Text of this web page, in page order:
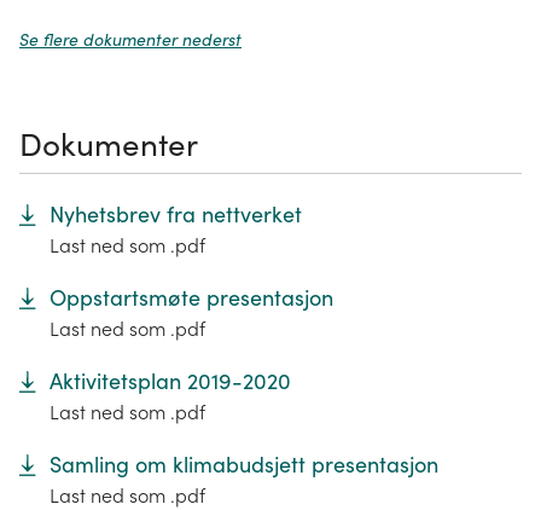
Se flere dokumenter nederst
Dokumenter
Nyhetsbrev fra nettverket
Last ned som .pdf
Oppstartsmøte presentasjon
Last ned som .pdf
Aktivitetsplan 2019-2020
Last ned som .pdf
Samling om klimabudsjett presentasjon
Last ned som .pdf